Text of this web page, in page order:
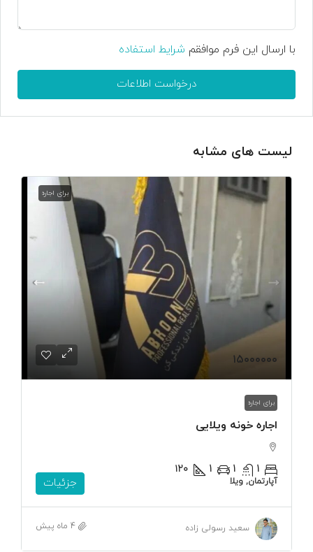
با ارسال این فرم موافقم شرایط استفاده
درخواست اطلاعات
لیست های مشابه
برای اجاره
۱۵۰۰۰۰۰۰
برای اجاره
اجاره خونه ویلایی
1
1
1 ۱۲۰
آپارتمان, ویلا جزئیات
سعید رسولی زاده 4 ماه پیش